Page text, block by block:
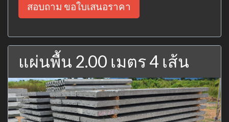
สอบถาม ขอใบเสนอราคา
แผ่นพื้น 2.00 เมตร 4 เส้น